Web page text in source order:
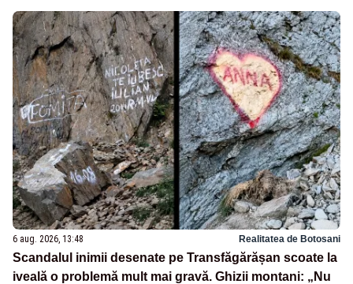
6 aug. 2026, 13:48 Realitatea de Botosani
Scandalul inimii desenate pe Transfăgărășan scoate la
iveală o problemă mult mai gravă. Ghizii montani: „Nu